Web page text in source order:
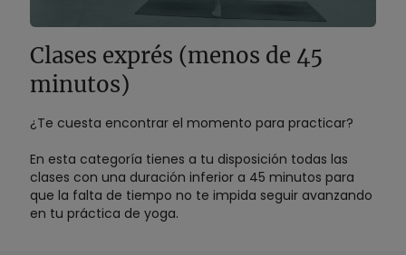
Clases exprés (menos de 45
minutos)
¿Te cuesta encontrar el momento para practicar?
En esta categoría tienes a tu disposición todas las
clases con una duración inferior a 45 minutos para
que la falta de tiempo no te impida seguir avanzando
en tu práctica de yoga.